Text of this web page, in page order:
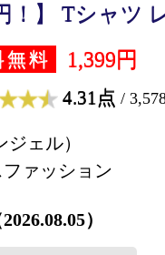
！】 Tシャツ
無料 1,399円
4.31点 /
ェル）
ァッション
）